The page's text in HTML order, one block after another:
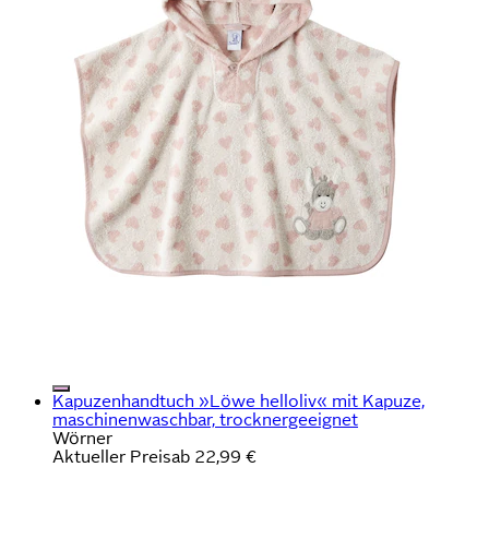
Kapuzenhandtuch »Löwe helloliv« mit Kapuze,
maschinenwaschbar, trocknergeeignet
Wörner
Aktueller Preisab 22,99 €